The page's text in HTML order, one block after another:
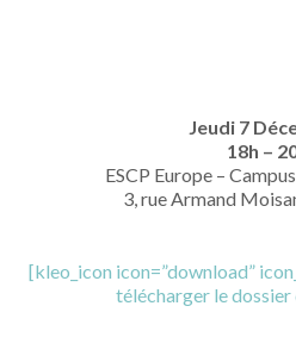
Jeudi 7
18h –
ESCP Europe –
3, rue Armand
[kleo_icon icon=”download”
télécharger le